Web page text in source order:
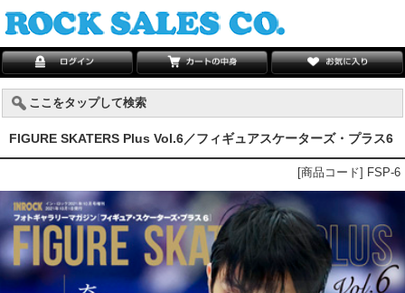
ここをタップして検索
FIGURE SKATERS Plus Vol.6／フィギュアスケーターズ・プラス6
[商品コード] FSP-6